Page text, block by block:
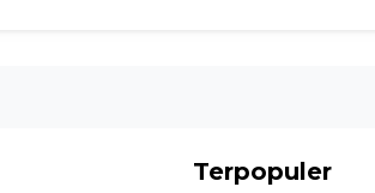
Terpopuler